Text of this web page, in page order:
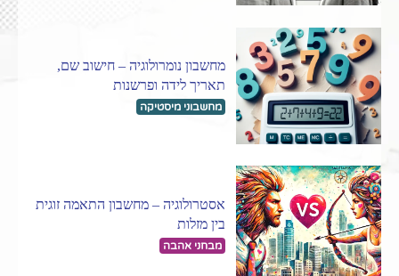
מחשבון נומרולוגיה – חישוב שם,
תאריך לידה ופרשנות
מחשבוני מיסטיקה
אסטרולוגיה – מחשבון התאמה זוגית
בין מזלות
מבחני אהבה